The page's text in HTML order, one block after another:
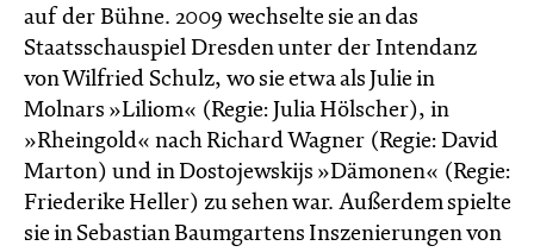
auf der Bühne. 2009 wechselte sie an das
Staatsschauspiel Dresden unter der Intendanz
von Wilfried Schulz, wo sie etwa als Julie in
Molnars »Liliom« (Regie: Julia Hölscher), in
»Rheingold« nach Richard Wagner (Regie: David
Marton) und in Dostojewskijs »Dämonen« (Regie:
Friederike Heller) zu sehen war. Außerdem spielte
sie in Sebastian Baumgartens Inszenierungen von